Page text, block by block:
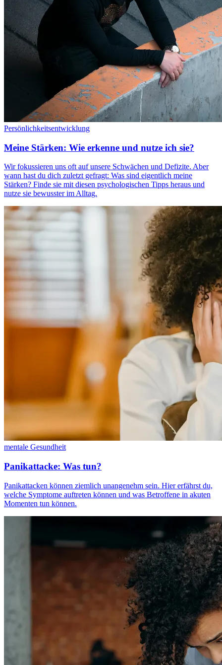
Persönlichkeitsentwicklung
Meine Stärken: Wie erkenne und nutze ich sie?
Wir fokussieren uns oft auf unsere Schwächen und Defizite. Aber
wann hast du dich zuletzt gefragt: Was sind eigentlich meine
Stärken? Finde sie mit diesen psychologischen Tipps heraus und
nutze sie bewusster im Alltag.
mentale Gesundheit
Panikattacke: Was tun?
Panikattacken können ziemlich unangenehm sein. Hier erfährst du,
welche Symptome auftreten können und was Betroffene in akuten
Momenten tun können.